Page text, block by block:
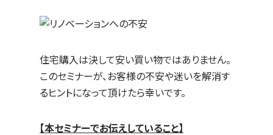
住宅購入は決して安い買い物ではありません。
このセミナーが、お客様の不安や迷いを解消す
るヒントになって頂けたら幸いです。
【本セミナーでお伝えしていること】